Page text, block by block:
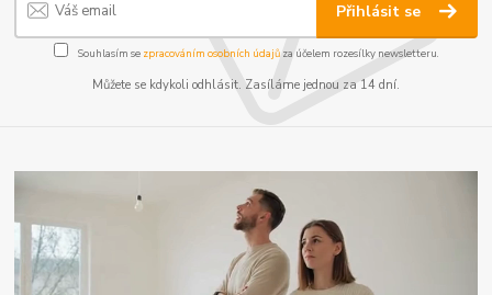
Přihlásit se
Souhlasím se zpracováním osobních údajůza účelem rozesílky newsletteru.
Můžete se kdykoli odhlásit. Zasíláme jednou za 14 dní.